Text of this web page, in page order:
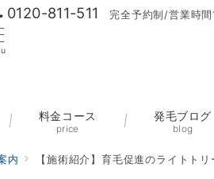
0120-811-511 完全予約制/営業時
料金コース
price
発毛ブログ
blog
内 【施術紹介】育毛促進のライトト